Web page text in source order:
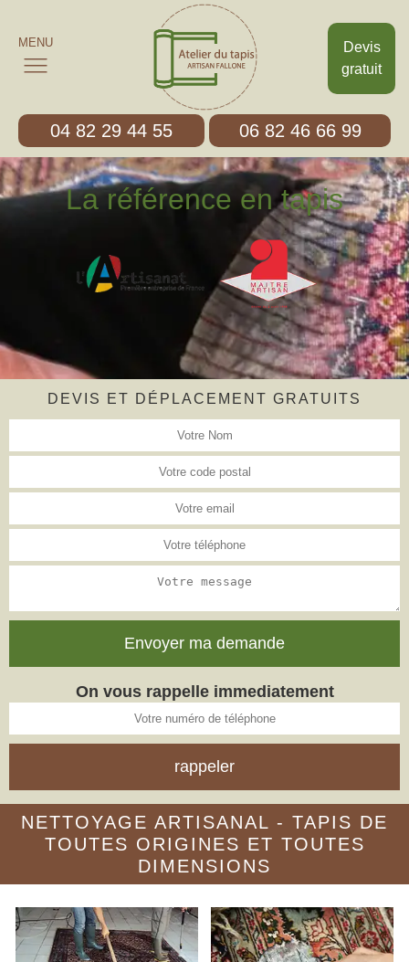
Devis
gratuit
MENU
04 82 29 44 55 06 82 46 66 99
La référence en tapis
DEVIS ET DÉPLACEMENT GRATUITS
On vous rappelle immediatement
NETTOYAGE ARTISANAL - TAPIS DE
TOUTES ORIGINES ET TOUTES
DIMENSIONS